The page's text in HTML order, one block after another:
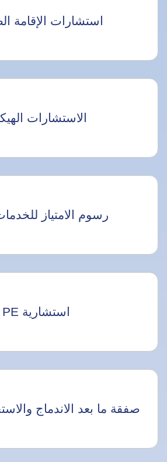
استشارات الإقامة
الاستشارات
رسوم الامتياز
استشارية PE
صفقة ما بعد الاندماج